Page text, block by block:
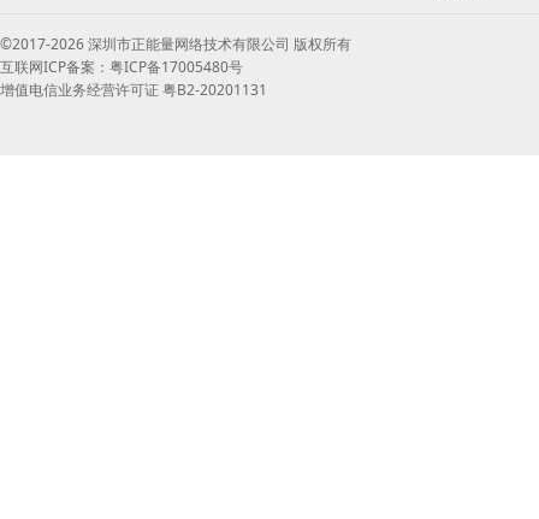
©2017-2026 深圳市正能量网络技术有限公司 版权所有
互联网ICP备案：粤ICP备17005480号
增值电信业务经营许可证 粤B2-20201131